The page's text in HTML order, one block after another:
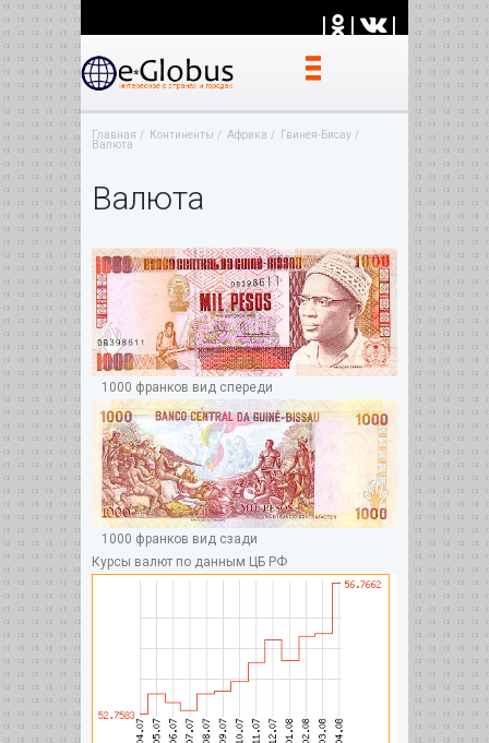
| | |
Главная Континенты Африка
Гвинея-Бисау
Валюта
Валюта
1000 франков вид спереди
1000 франков вид сзади
Курсы валют по данным ЦБ РФ